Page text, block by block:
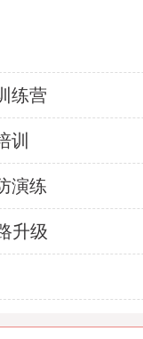
练营
训
演练
升级